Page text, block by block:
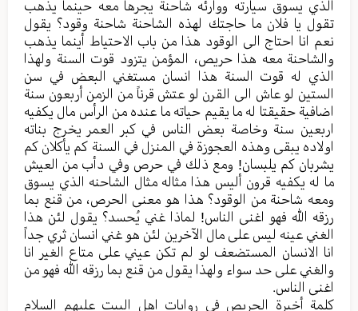
الذي یسوق سیارته ووارئه شاحنة یجرها معه حینما یذهب
تقول یا فلان ما حاجتك لهذه الشاحنة شاحنة وقود؟ یقول
نعم انا احتاج الی الوقود هذا من باب الاحتیاط أينما یذهب
والشاحنة معه هذا حریص، المؤمن یتزود قوت السنة ولهذا
الذي له قوت السنة هذا انسان مستغني البعض في سن
الستین لو عاش الی القرن لو عتش قرناً من الزمن أربعون سنة
اضافیة حقیقتا له ما یقیم حیاته ما عنده من الرأس مال یکفیه
اربعین سنة وخاصة بعض الناس في کبر العمر یخرج بناته
اولاده یبقی وهذه العجوزة في المنزل في السنة کم یأکلان کم
یشربان کم یلبسان! ومع ذلك في حرص وفي دأب من العیش
ما له یکفیه قرون ألیس هذا مثاله مثال الشاحنه الذي یسوق
ومعه شاحنة من الوقود؟ هذا هو معنی الحرص، من قنع بما
رزقه الله فهو اغنی الناس! لماذا غني یُحسد؟ یقول لئن هذا
الغني عینه لیس علی مال الآخرین لئن هو غني انسان ثري جداً
انا الانسان المستضعف لو لم تکن عیني علی متاع الغیر انا
والغني علی حد سواء ولهذا یقول من قنع بما رزقه الله فهو من
اغنی الناس.
کلمة أخيرة الحریص في روایات اهل البیت علیهم السلام